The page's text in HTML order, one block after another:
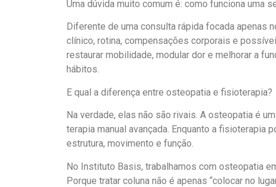
Uma dúvida muito comum é: como funciona uma
Diferente de uma consulta rápida focada apenas
clínico, rotina, compensações corporais e
restaurar mobilidade, modular dor e melhorar a
hábitos.
E qual a diferença entre osteopatia e fisioterapia?
Na verdade, elas não são rivais. A osteopatia é
terapia manual avançada. Enquanto a
estrutura, movimento e função.
No Instituto Basis, trabalhamos com osteopatia
Porque tratar coluna não é apenas “colocar no